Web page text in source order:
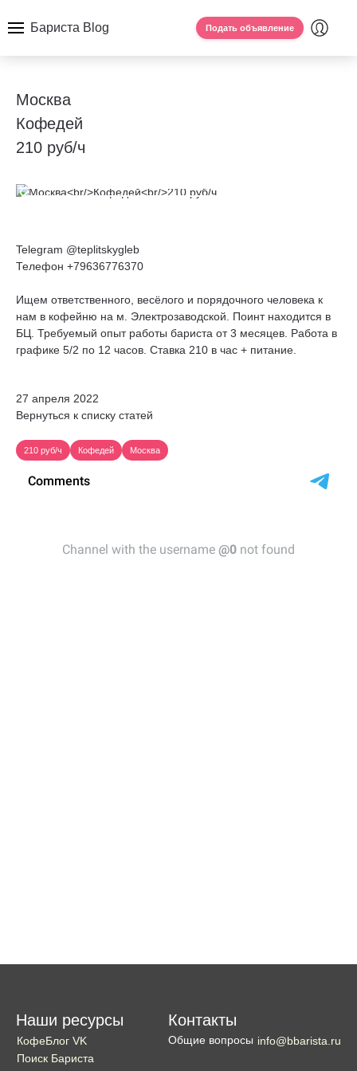
Бариста Blog Подать объявление
Москва
Кофедей
210 руб/ч
Telegram @teplitskygleb
Телефон +79636776370
Ищем ответственного, весёлого и порядочного человека к
нам в кофейню на м. Электрозаводской. Поинт находится в
БЦ. Требуемый опыт работы бариста от 3 месяцев. Работа в
графике 5/2 по 12 часов. Ставка 210 в час + питание.
27 апреля 2022
Вернуться к списку статей
210 руб/ч Кофедей Москва
Наши ресурсы
КофеБлог VK
Поиск Бариста
Контакты
Общие вопросы info@bbarista.ru